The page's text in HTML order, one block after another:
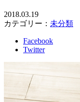
2018.03.19
カテゴリー： 未分類
Facebook
Twitter